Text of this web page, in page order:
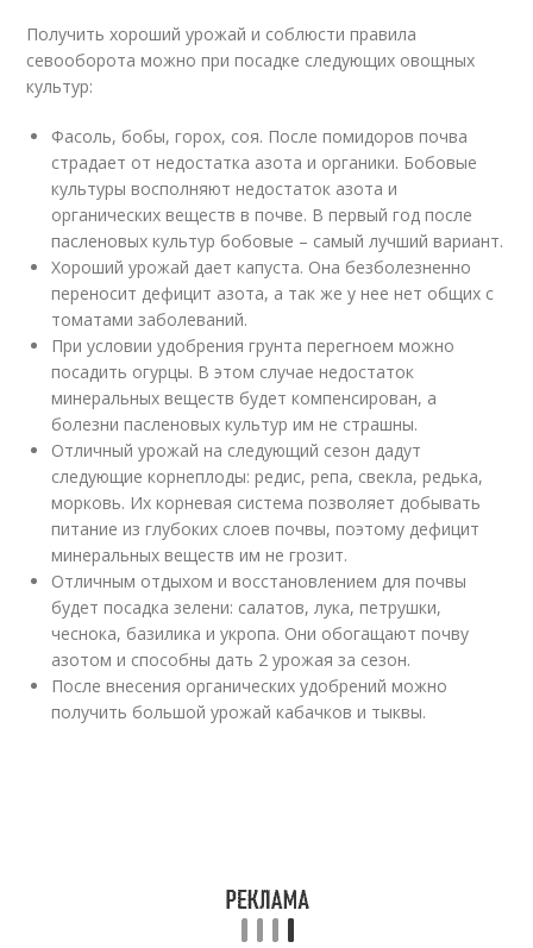
Получить хороший урожай и соблюсти правила
севооборота можно при посадке следующих овощных
культур:
Фасоль, бобы, горох, соя. После помидоров почва
страдает от недостатка азота и органики. Бобовые
культуры восполняют недостаток азота и
органических веществ в почве. В первый год после
пасленовых культур бобовые – самый лучший вариант.
Хороший урожай дает капуста. Она безболезненно
переносит дефицит азота, а так же у нее нет общих с
томатами заболеваний.
При условии удобрения грунта перегноем можно
посадить огурцы. В этом случае недостаток
минеральных веществ будет компенсирован, а
болезни пасленовых культур им не страшны.
Отличный урожай на следующий сезон дадут
следующие корнеплоды: редис, репа, свекла, редька,
морковь. Их корневая система позволяет добывать
питание из глубоких слоев почвы, поэтому дефицит
минеральных веществ им не грозит.
Отличным отдыхом и восстановлением для почвы
будет посадка зелени: салатов, лука, петрушки,
чеснока, базилика и укропа. Они обогащают почву
азотом и способны дать 2 урожая за сезон.
После внесения органических удобрений можно
получить большой урожай кабачков и тыквы.